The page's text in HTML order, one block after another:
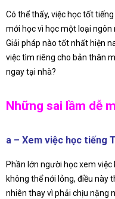
Có thể thấy, việc học tốt
mới học vì học một loại ngôn
Giải pháp nào tốt nhất hiện
việc tìm riêng cho bản thân
ngay tại nhà?
Những sai lầm dễ
a – Xem việc học tiếng
Phần lớn người học xem
không thể nới lỏng, điều này
nhiên thay vì phải chịu nặng